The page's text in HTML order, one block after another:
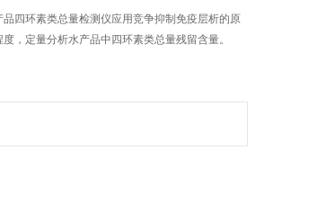
四环素类总量检测仪应用竞争抑制免疫层析的原
，定量分析水产品中四环素类总量残留含量。